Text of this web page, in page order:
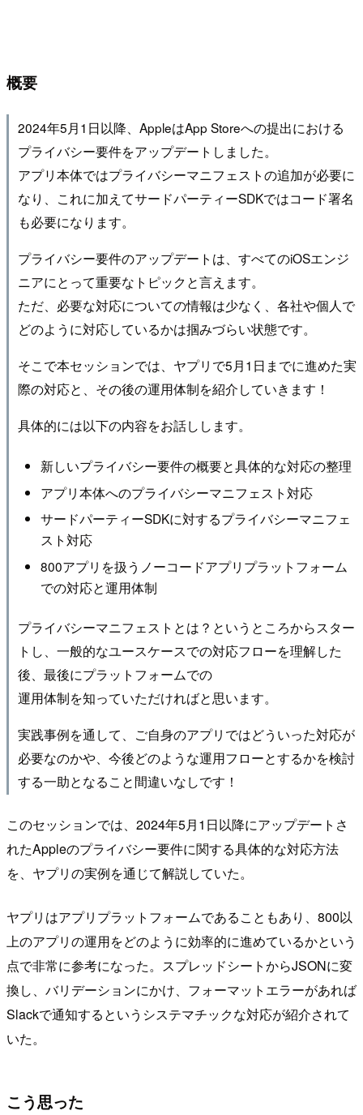
概要
2024年5月1日以降、AppleはApp Storeへの提出における
プライバシー要件をアップデートしました。
アプリ本体ではプライバシーマニフェストの追加が必要に
なり、これに加えてサードパーティーSDKではコード署名
も必要になります。
プライバシー要件のアップデートは、すべてのiOSエンジ
ニアにとって重要なトピックと言えます。
ただ、必要な対応についての情報は少なく、各社や個人で
どのように対応しているかは掴みづらい状態です。
そこで本セッションでは、ヤプリで5月1日までに進めた実
際の対応と、その後の運用体制を紹介していきます！
具体的には以下の内容をお話しします。
新しいプライバシー要件の概要と具体的な対応の整理
アプリ本体へのプライバシーマニフェスト対応
サードパーティーSDKに対するプライバシーマニフェ
スト対応
800アプリを扱うノーコードアプリプラットフォーム
での対応と運用体制
プライバシーマニフェストとは？というところからスター
トし、一般的なユースケースでの対応フローを理解した
後、最後にプラットフォームでの
運用体制を知っていただければと思います。
実践事例を通して、ご自身のアプリではどういった対応が
必要なのかや、今後どのような運用フローとするかを検討
する一助となること間違いなしです！
このセッションでは、2024年5月1日以降にアップデートさ
れたAppleのプライバシー要件に関する具体的な対応方法
を、ヤプリの実例を通じて解説していた。
ヤプリはアプリプラットフォームであることもあり、800以
上のアプリの運用をどのように効率的に進めているかという
点で非常に参考になった。スプレッドシートからJSONに変
換し、バリデーションにかけ、フォーマットエラーがあれば
Slackで通知するというシステマチックな対応が紹介されて
いた。
こう思った